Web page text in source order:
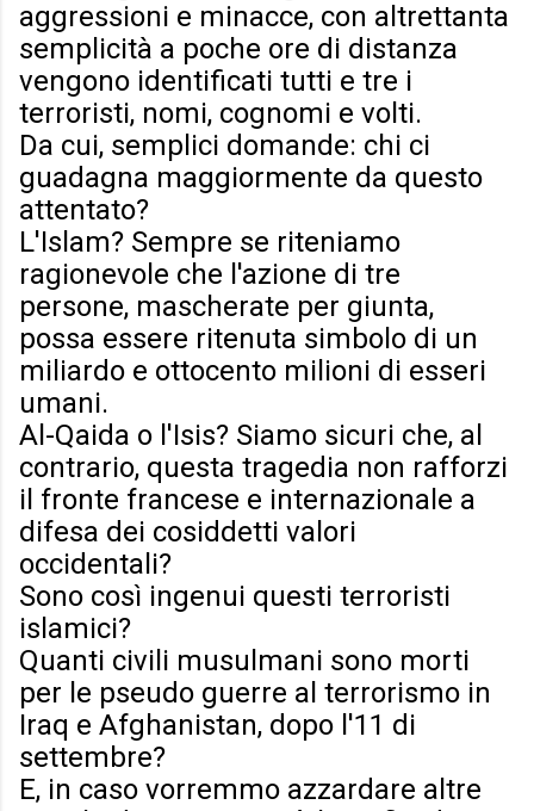
aggressioni e minacce, con altrettanta
semplicità a poche ore di distanza
vengono identificati tutti e tre i
terroristi, nomi, cognomi e volti.
Da cui, semplici domande: chi ci
guadagna maggiormente da questo
attentato?
L'Islam? Sempre se riteniamo
ragionevole che l'azione di tre
persone, mascherate per giunta,
possa essere ritenuta simbolo di un
miliardo e ottocento milioni di esseri
umani.
Al-Qaida o l'Isis? Siamo sicuri che, al
contrario, questa tragedia non rafforzi
il fronte francese e internazionale a
difesa dei cosiddetti valori
occidentali?
Sono così ingenui questi terroristi
islamici?
Quanti civili musulmani sono morti
per le pseudo guerre al terrorismo in
Iraq e Afghanistan, dopo l'11 di
settembre?
E, in caso vorremmo azzardare altre